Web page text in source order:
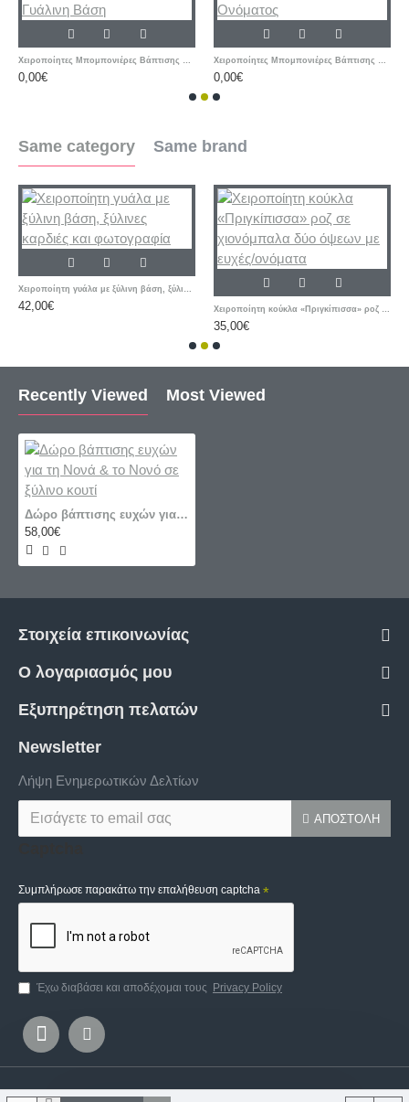
Χειροποίητες Μπομπονιέρες Βάπτισης Cherry – Μεταλλική Εικονίτσα Παναγίας με Γυάλινη Βάση
0,00€
Χειροποίητες Μπομπονιέρες Βάπτισης Cherry – Υφασμάτινα Πορτοφολάκια με Αρχικό Ονόματος
0,00€
Same category Same brand
Χειροποίητη γυάλα με ξύλινη βάση, ξύλινες καρδιές και φωτογραφία
42,00€ Χειροποίητη κούκλα «Πριγκίπισσα» ροζ σε χιονόμπαλα δύο όψεων με ευχές/ονόματα
35,00€
Recently Viewed Most Viewed
Δώρο βάπτισης ευχών για τη Νονά & το Νονό σε ξύλινο κουτί
58,00€
Στοιχεία επικοινωνίας
Ο λογαριασμός μου
Εξυπηρέτηση πελατών
Newsletter
Λήψη Ενημερωτικών Δελτίων
ΑΠΟΣΤΟΛΉ
Συμπλήρωσε παρακάτω την επαλήθευση captcha
Έχω διαβάσει και αποδέχομαι τους Privacy Policy
Copyright © 2020, Ifigeneia Lefkaditi, All Rights Reserved